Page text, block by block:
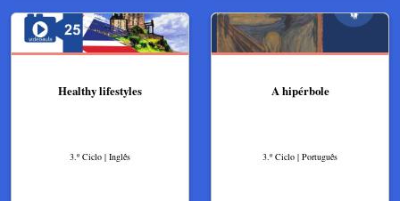
Healthy lifestyles
3.º Ciclo | Inglês
A hipérbole
3.º Ciclo | Português